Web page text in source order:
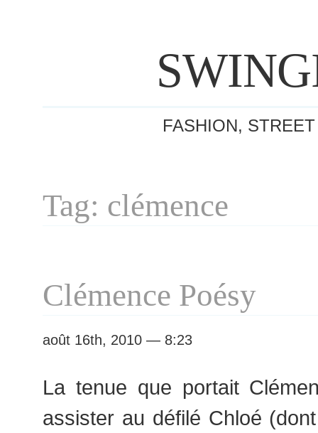
FASHION,
Tag: clémence
Clémence Poésy
août 16th, 2010 — 8:23
La tenue que portait
assister au défilé Chloé